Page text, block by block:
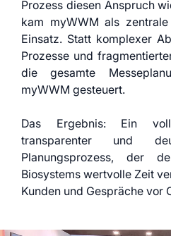
Prozess diesen Anspruch
kam myWWM als
Einsatz. Statt komplexer
Prozesse und
die gesamte
myWWM gesteuert.
Das Ergebnis: Ein
transparenter und
Planungsprozess, der
Biosystems wertvolle Zeit
Kunden und Gespräche vor